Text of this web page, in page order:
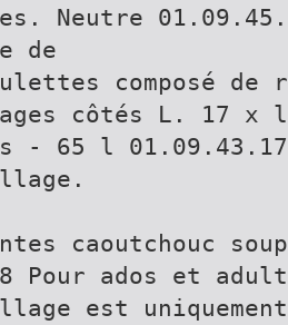
Neutre
de
composé de
côtés L. 17 x
- 65 l
caoutchouc
Pour ados et
est